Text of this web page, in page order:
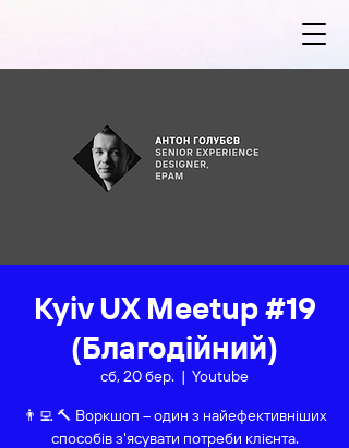
Kyiv UX Meetup #19
(Благодійний)
сб, 20 бер.
  |
Youtube
👨‍💻 🔨 Воркшоп – один з найефективніших
способів з'ясувати потреби клієнта.